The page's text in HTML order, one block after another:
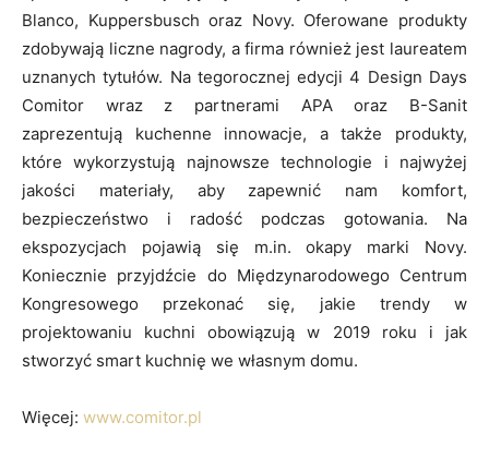
Blanco, Kuppersbusch oraz Novy. Oferowane produkty
zdobywają liczne nagrody, a firma również jest laureatem
uznanych tytułów. Na tegorocznej edycji 4 Design Days
Comitor wraz z partnerami APA oraz B-Sanit
zaprezentują kuchenne innowacje, a także produkty,
które wykorzystują najnowsze technologie i najwyżej
jakości materiały, aby zapewnić nam komfort,
bezpieczeństwo i radość podczas gotowania. Na
ekspozycjach pojawią się m.in. okapy marki Novy.
Koniecznie przyjdźcie do Międzynarodowego Centrum
Kongresowego przekonać się, jakie trendy w
projektowaniu kuchni obowiązują w 2019 roku i jak
stworzyć smart kuchnię we własnym domu.
Więcej: www.comitor.pl